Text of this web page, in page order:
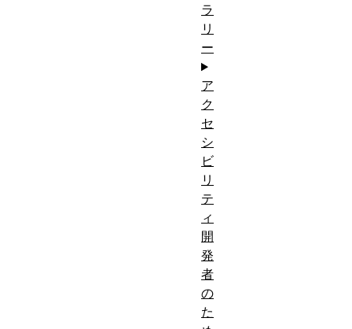
ラ
リ
ー
ア
ク
セ
シ
ビ
リ
テ
ィ
開
発
者
の
た